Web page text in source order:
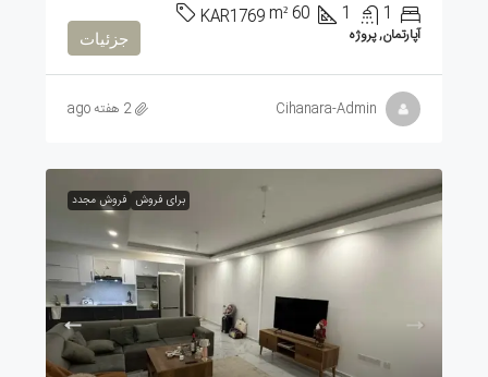
1
1
60
m²
KAR1769
آپارتمان, پروژه جزئیات
Cihanara-Admin 2 هفته ago
برای فروش فروش مجدد